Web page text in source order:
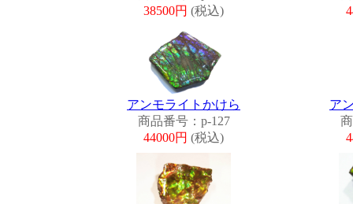
38500円 (税込)
アンモライトかけら
商品番号：p-127
44000円 (税込)
ア